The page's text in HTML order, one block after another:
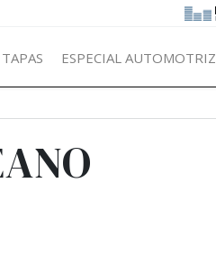
TAPAS ESPECIAL AUTOMOTRIZ